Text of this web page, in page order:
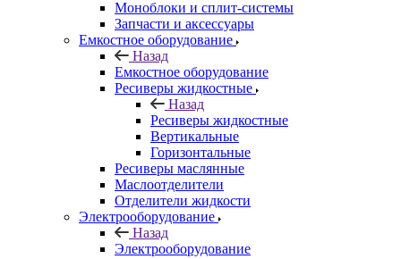
Моноблоки и сплит-системы
Запчасти и аксессуары
Емкостное оборудование
Назад
Емкостное оборудование
Ресиверы жидкостные
Назад
Ресиверы жидкостные
Вертикальные
Горизонтальные
Ресиверы маслянные
Маслоотделители
Отделители жидкости
Электрооборудование
Назад
Электрооборудование